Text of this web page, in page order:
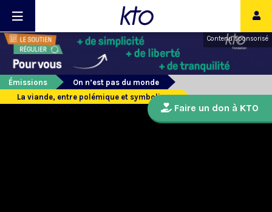
Contenu sponsorisé
Émissions
On n’est pas du monde
La viande, entre polémique et symbolique
Faire un don à KTO